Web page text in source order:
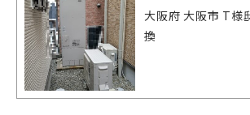
大阪府 大阪市 T様
換